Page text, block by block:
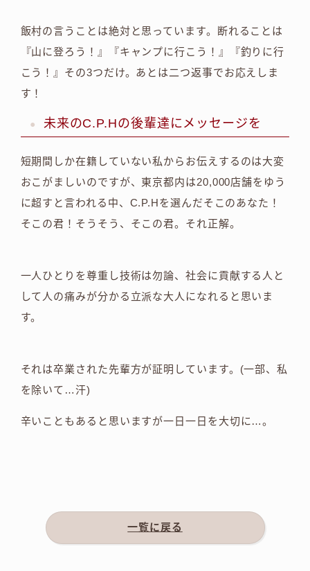
飯村の言うことは絶対と思っています。断れることは
『山に登ろう！』『キャンプに行こう！』『釣りに行
こう！』その3つだけ。あとは二つ返事でお応えしま
す！
未来のC.P.Hの後輩達にメッセージを
短期間しか在籍していない私からお伝えするのは大変
おこがましいのですが、東京都内は20,000店舗をゆう
に超すと言われる中、C.P.Hを選んだそこのあなた！
そこの君！そうそう、そこの君。それ正解。
一人ひとりを尊重し技術は勿論、社会に貢献する人と
して人の痛みが分かる立派な大人になれると思いま
す。
それは卒業された先輩方が証明しています。(一部、私
を除いて…汗)
辛いこともあると思いますが一日一日を大切に…。
一覧に戻る